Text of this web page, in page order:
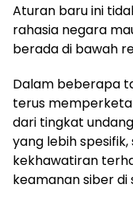
Aturan baru ini
rahasia negara
berada di bawah
Dalam beberapa
terus
dari tingkat
yang lebih
kekhawatiran
keamanan siber